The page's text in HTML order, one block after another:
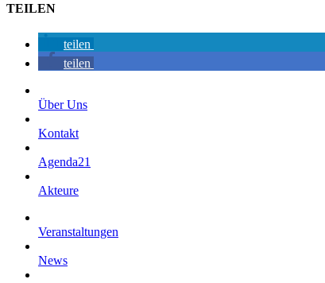
TEILEN
teilen
teilen
Über Uns
Kontakt
Agenda21
Akteure
Veranstaltungen
News